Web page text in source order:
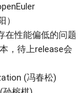
在性能偏低的问题
，待上release会
(冯春松)